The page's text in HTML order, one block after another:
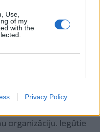
Use,
of my
with the
Privacy Policy
uzlabot
sadarbībā ar
ka tajā tiek
kādas atbalsta
organizāciju. Iegūtie